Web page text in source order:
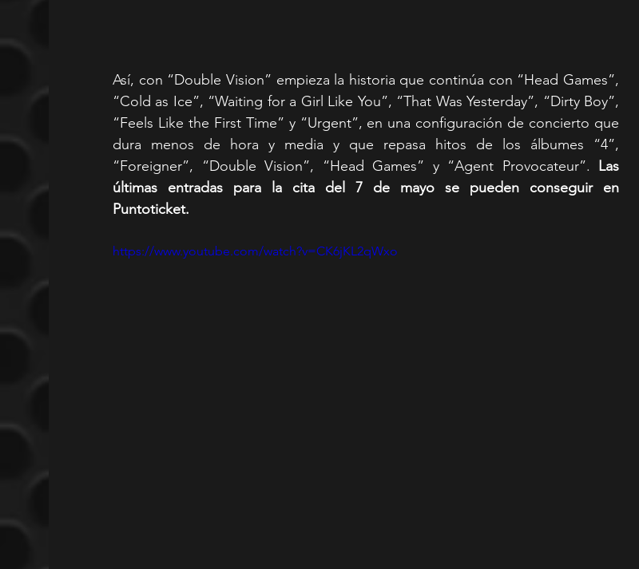
Así, con “Double Vision” empieza la historia que continúa con “Head Games”,
“Cold as Ice”, “Waiting for a Girl Like You”, “That Was Yesterday”, “Dirty Boy”,
“Feels Like the First Time” y “Urgent”, en una configuración de concierto que
dura menos de hora y media y que repasa hitos de los álbumes “4”,
“Foreigner”, “Double Vision”, “Head Games” y “Agent Provocateur”. Las
últimas entradas para la cita del 7 de mayo se pueden conseguir en
Puntoticket.
https://www.youtube.com/watch?v=CK6jKL2qWxo